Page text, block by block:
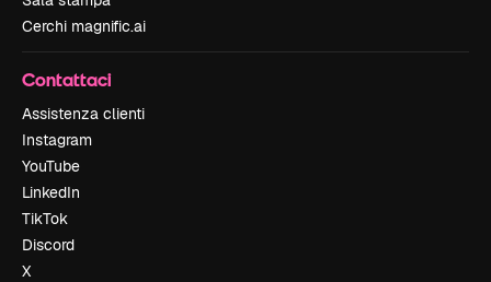
Cerchi magnific.ai
Contattaci
Assistenza clienti
Instagram
YouTube
LinkedIn
TikTok
Discord
X